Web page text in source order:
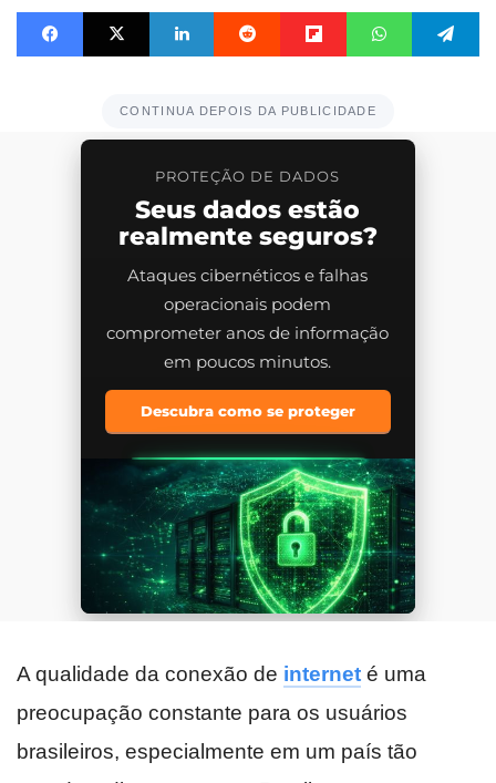
Facebook X Linkedin Reddit Flipboard WhatsApp
CONTINUA DEPOIS DA PUBLICIDADE
PROTEÇÃO DE DADOS
Seus dados estão
realmente seguros?
Ataques cibernéticos e falhas
operacionais podem
comprometer anos de informação
em poucos minutos.
Descubra como se proteger
A qualidade da conexão de internet é uma
preocupação constante para os usuários
brasileiros, especialmente em um país tão